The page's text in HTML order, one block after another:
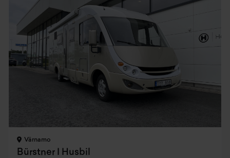
Värnamo
Bürstner I Husbil